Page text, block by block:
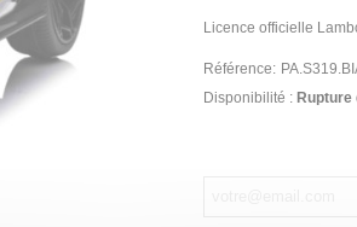
Licence officielle
Référence:
Disponibilité : Rupture